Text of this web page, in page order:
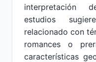
interpretación
estudios
relacionado con
romances o
características